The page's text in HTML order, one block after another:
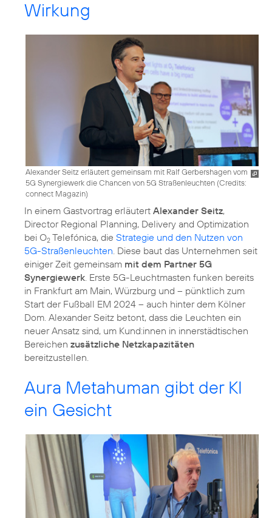
Wirkung
Alexander Seitz erläutert gemeinsam mit Ralf Gerbershagen vom
5G Synergiewerk die Chancen von 5G Straßenleuchten (Credits:
connect Magazin)
In einem Gastvortrag erläutert Alexander Seitz,
Director Regional Planning, Delivery and Optimization
bei O2 Telefónica, die Strategie und den Nutzen von
5G-Straßenleuchten . Diese baut das Unternehmen seit
einiger Zeit gemeinsam mit dem Partner 5G
Synergiewerk . Erste 5G-Leuchtmasten funken bereits
in Frankfurt am Main, Würzburg und – pünktlich zum
Start der Fußball EM 2024 – auch hinter dem Kölner
Dom. Alexander Seitz betont, dass die Leuchten ein
neuer Ansatz sind, um Kund:innen in innerstädtischen
Bereichen zusätzliche Netzkapazitäten
bereitzustellen.
Aura Metahuman gibt der KI
ein Gesicht